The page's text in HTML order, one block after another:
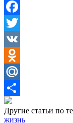
Facebook
Twitter
VK
Odnoklassniki
Mail.Ru
Отправить
Другие статьи по
жизнь